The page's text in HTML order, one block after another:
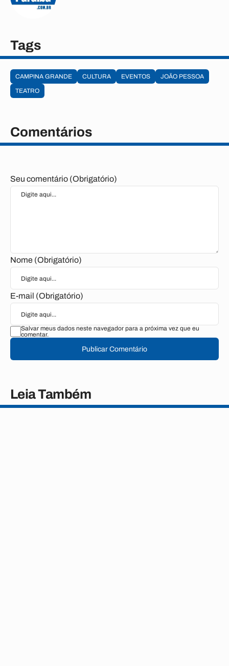
Tags
CAMPINA GRANDE CULTURA EVENTOS
JOÃO PESSOA
TEATRO
Comentários
Seu comentário (Obrigatório)
Nome (Obrigatório)
E-mail (Obrigatório)
Salvar meus dados neste navegador para a próxima vez que eu
comentar.
Publicar Comentário
Leia Também